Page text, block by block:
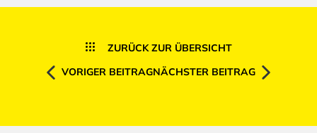
ZURÜCK ZUR ÜBERSICHT
VORIGER BEITRAGNÄCHSTER BEITRAG